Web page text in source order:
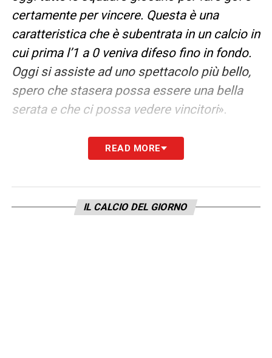
certamente per vincere. Questa è una
caratteristica che è subentrata in un calcio in
cui prima l’1 a 0 veniva difeso fino in fondo.
Oggi si assiste ad uno spettacolo più bello,
spero che stasera possa essere una bella
serata e che ci possa vedere vincitori».
CAMBIANO I PIANI SUL FUTURO IN BASE A
QUANTI OBIETTIVI CENTREREMO?
indipendentemente da quello che sarà l’esito
finale della stagione. Una stagione che
READ MORE
IL CALCIO DEL GIORNO